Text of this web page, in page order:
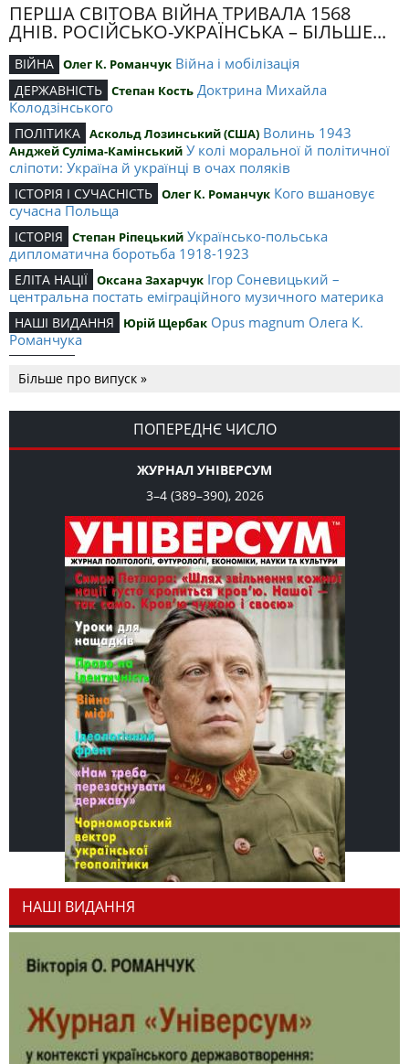
ПЕРША СВІТОВА ВІЙНА ТРИВАЛА 1568
ДНІВ. РОСІЙСЬКО-УКРАЇНСЬКА – БІЛЬШЕ...
ВІЙНА Олег К. Романчук Війна і мобілізація
ДЕРЖАВНІСТЬ Степан Кость Доктрина Михайла
Колодзінського
ПОЛІТИКА Аскольд Лозинський (США) Волинь 1943
Анджей Суліма-Камінський У колі моральної й політичної
сліпоти: Україна й українці в очах поляків
ІСТОРІЯ І СУЧАСНІСТЬ Олег К. Романчук Кого вшановує
сучасна Польща
ІСТОРІЯ Степан Ріпецький Українсько-польська
дипломатична боротьба 1918-1923
ЕЛІТА НАЦІЇ Оксана Захарчук Ігор Соневицький –
центральна постать еміграційного музичного материка
НАШІ ВИДАННЯ Юрій Щербак Opus magnum Олега К.
Романчука
Романчука
СЛОВО РЕДАКЦІЙНЕ Олег К. Романчук Журавель і синиця
як уособлення української політстратегії й тактики
Більше про випуск »
ПОПЕРЕДНЄ ЧИСЛО
ЖУРНАЛ УНІВЕРСУМ
3–4 (389–390), 2026
НАШІ ВИДАННЯ